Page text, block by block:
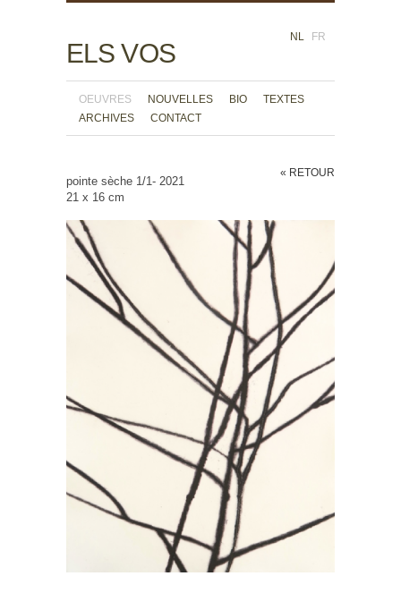
NL FR
ELS VOS
OEUVRES NOUVELLES BIO
TEXTES
ARCHIVES
CONTACT
« RETOUR
pointe sèche 1/1- 2021
21 x 16 cm